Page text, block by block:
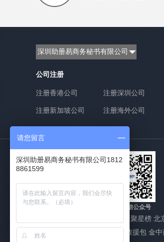
深圳助册易商务秘书有限公司
公司注册
注册香港公司 注册深圳公司
注册新加坡公司 注册海外公司
公司简介
联系我们
企业文化
付款方式
官方微信公众号
友情链接:聚星榜 北
应急救援包 金中
请您留言
深圳助册易商务秘书有限公司1812
8861599